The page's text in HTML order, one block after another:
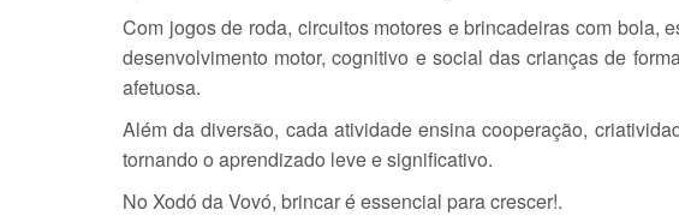
Com jogos de roda, circuitos motores e brincadeiras com bola,
desenvolvimento motor, cognitivo e social das crianças de
afetuosa.
Além da diversão, cada atividade ensina cooperação,
tornando o aprendizado leve e significativo.
No Xodó da Vovó, brincar é essencial para crescer!.